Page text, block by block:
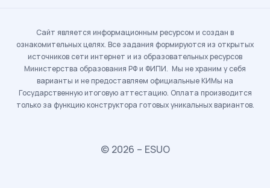
Сайт является информационным ресурсом и создан в
ознакомительных целях. Все задания формируются из открытых
источников сети интернет и из образовательных ресурсов
Министерства образования РФ и ФИПИ. Мы не храним у себя
варианты и не предоставляем официальные КИМы на
Государственную итоговую аттестацию. Оплата производится
только за функцию конструктора готовых уникальных вариантов.
© 2026 – ESUO